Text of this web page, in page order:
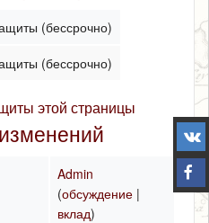
(бессрочно)
(бессрочно)
этой страницы
Admin
(обсуждение |
вклад)